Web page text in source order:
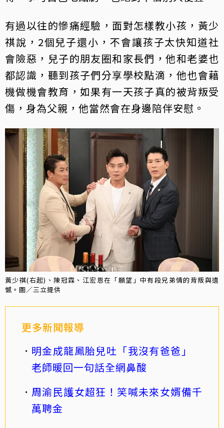
有過以往的慘痛經驗，面對怎樣教小孩，黃少
祺說，2個兒子還小，不會讓孩子太快知道社
會險惡，兒子的朋友圈和家長們，他和老婆也
都認識，聽到孩子們分享學校點滴，他也會藉
機做機會教育，如果有一天孩子真的被背叛受
傷，身為父親，他當然會在身邊陪伴安慰。
黃少祺(右起)、陳冠霖、江宏恩在「願望」中有段兄弟情的背叛與遺
憾。圖／三立提供
更多新聞報導
明金成龍鳳胎兒吐「我沒有爸爸」
老師暖回一句話全網鼻酸
周渝民護女超狂！笑喊未來女婿備千
萬聘金